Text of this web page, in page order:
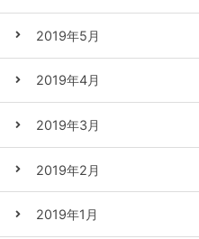
2019年5月
2019年4月
2019年3月
2019年2月
2019年1月